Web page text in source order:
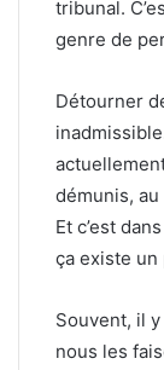
tribunal.
genre de
Détourner
démunis,
Et c’est
ça existe un
Souvent, il
nous les